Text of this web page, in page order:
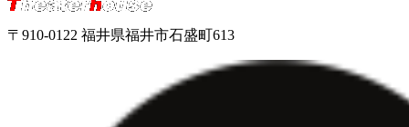
〒910-0122 福井県福井市石盛町613